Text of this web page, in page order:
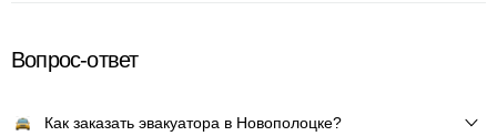
Вопрос-ответ
Как заказать эвакуатора в Новополоцке?